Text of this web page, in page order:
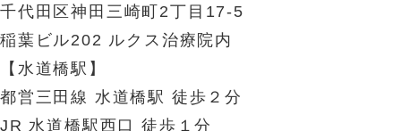
千代田区神田三崎町2丁目17-5
稲葉ビル202 ルクス治療院内
【水道橋駅】
都営三田線 水道橋駅 徒歩２分
JR 水道橋駅西口 徒歩１分